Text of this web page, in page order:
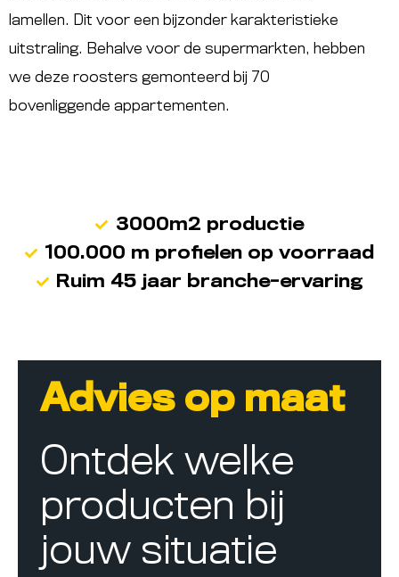
lamellen. Dit voor een bijzonder karakteristieke
uitstraling. Behalve voor de supermarkten, hebben
we deze roosters gemonteerd bij 70
bovenliggende appartementen.
3000m2 productie
100.000 m profielen op voorraad
Ruim 45 jaar branche-ervaring
Advies op maat
Ontdek welke
producten bij
jouw situatie